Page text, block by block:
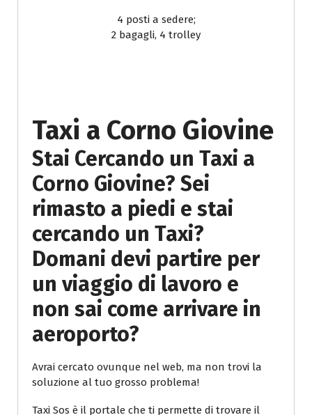
4 posti a sedere;
2 bagagli, 4 trolley
Taxi a Corno Giovine
Stai Cercando un Taxi a
Corno Giovine? Sei
rimasto a piedi e stai
cercando un Taxi?
Domani devi partire per
un viaggio di lavoro e
non sai come arrivare in
aeroporto?
Avrai cercato ovunque nel web, ma non trovi la
soluzione al tuo grosso problema!
Taxi Sos è il portale che ti permette di trovare il